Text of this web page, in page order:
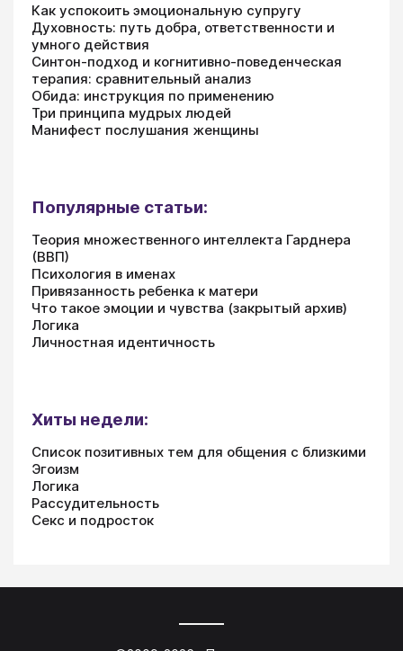
Как успокоить эмоциональную супругу
Духовность: путь добра, ответственности и
умного действия
Синтон-подход и когнитивно-поведенческая
терапия: сравнительный анализ
Обида: инструкция по применению
Три принципа мудрых людей
Манифест послушания женщины
Популярные статьи:
Теория множественного интеллекта Гарднера
(ВВП)
Психология в именах
Привязанность ребенка к матери
Что такое эмоции и чувства (закрытый архив)
Логика
Личностная идентичность
Хиты недели:
Список позитивных тем для общения с близкими
Эгоизм
Логика
Рассудительность
Секс и подросток